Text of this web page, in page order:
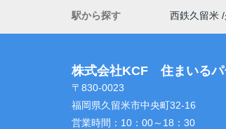
駅から探す
西鉄久留米
株式会社KCF 住まいるパ
〒830-0023
福岡県久留米市中央町32-16
営業時間： 10：00～18：30